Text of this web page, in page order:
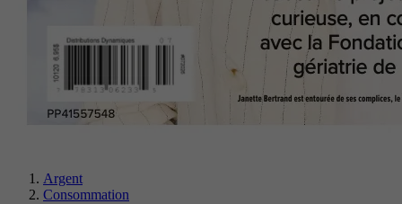
Argent
Consommation